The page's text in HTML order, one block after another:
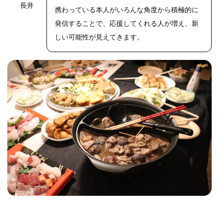
長井
携わっている本人がいろんな角度から積極的に
発信することで、応援してくれる人が増え、新
しい可能性が見えてきます。